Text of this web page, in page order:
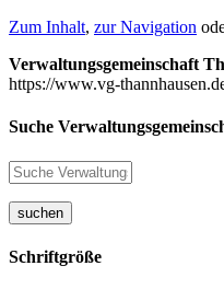
Zum Inhalt, zur Navigation
Verwaltungsgemeinschaft
https://www.vg-
Suche
suchen
Schriftgröße